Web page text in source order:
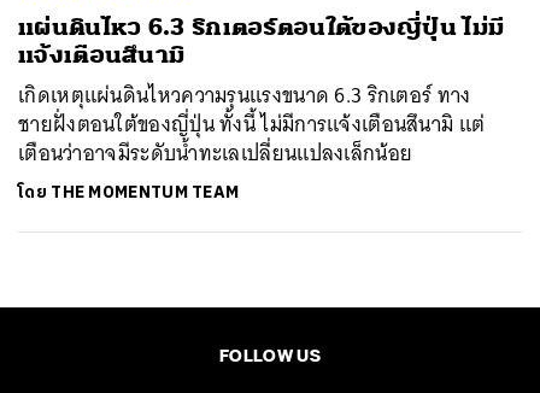
แผ่นดินไหว 6.3 ริกเตอร์ตอนใต้ของญี่ปุ่น ไม่มี
แจ้งเตือนสึนามิ
เกิดเหตุแผ่นดินไหวความรุนแรงขนาด 6.3 ริกเตอร์ ทาง
ชายฝั่งตอนใต้ของญี่ปุ่น ทั้งนี้ ไม่มีการแจ้งเตือนสึนามิ แต่
เตือนว่าอาจมีระดับน้ำทะเลเปลี่ยนแปลงเล็กน้อย
โดย THE MOMENTUM TEAM
FOLLOW US